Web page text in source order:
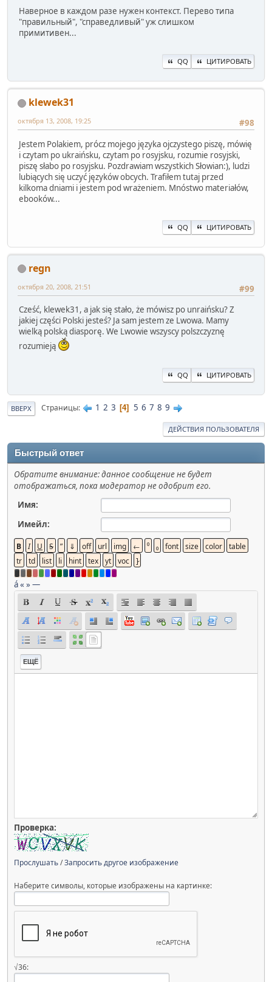
Наверное в каждом разе нужен контекст. Перево типа
"правильный", "справедливый" уж слишком
примитивен...
QQ ЦИТИРОВАТЬ
klewek31
#98
октября 13, 2008, 19:25
Jestem Polakiem, prócz mojego języka ojczystego piszę, mówię
i czytam po ukraińsku, czytam po rosyjsku, rozumie rosyjski,
piszę słabo po rosyjsku. Pozdrawiam wszystkich Słowian:), ludzi
lubiących się uczyć języków obcych. Trafiłem tutaj przed
kilkoma dniami i jestem pod wrażeniem. Mnóstwo materiałów,
ebooków...
QQ ЦИТИРОВАТЬ
regn
#99
октября 20, 2008, 21:51
Cześć, klewek31, a jak się stało, że mówisz po unraińsku? Z
jakiej części Polski jesteś? Ja sam jestem ze Lwowa. Mamy
wielką polską diasporę. We Lwowie wszyscy polszczyznę
rozumieją
QQ ЦИТИРОВАТЬ
ВВЕРХ Страницы 1 2 3 4 5 6 7 8 9
ДЕЙСТВИЯ ПОЛЬЗОВАТЕЛЯ
Быстрый ответ
Обратите внимание: данное сообщение не будет
отображаться, пока модератор не одобрит его.
Имя:
Имейл:
á« »—
ЕЩЁ
Проверка:
Прослушать/Запросить другое изображение
Наберите символы, которые изображены на картинке:
√36: